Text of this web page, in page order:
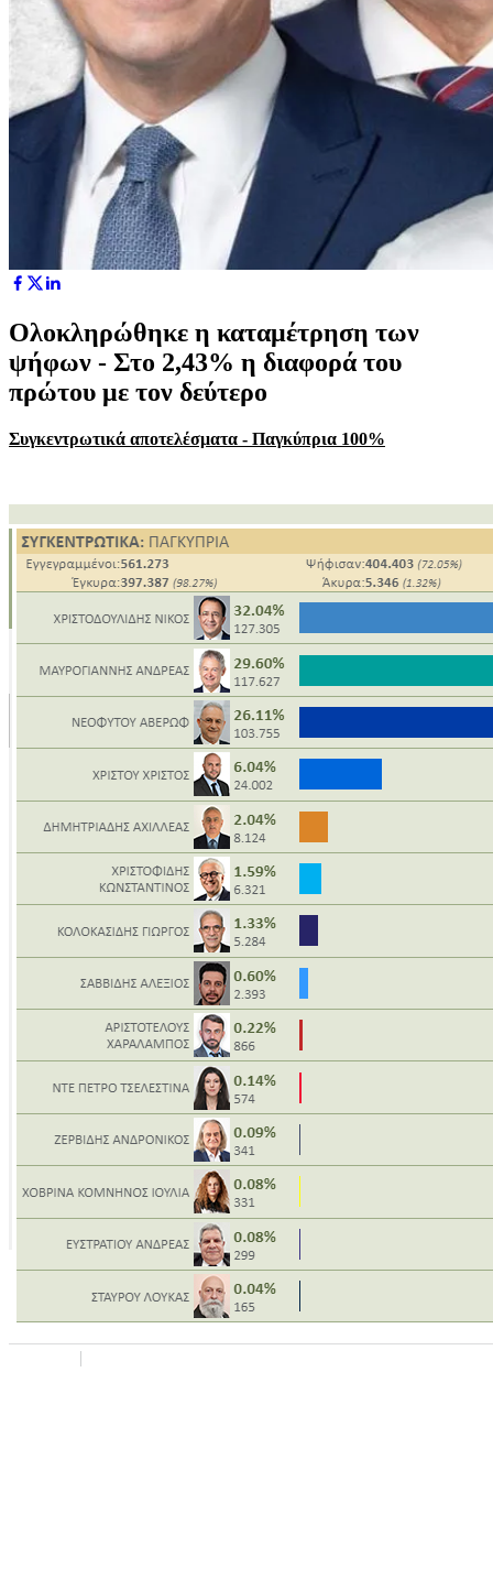
Ολοκληρώθηκε η καταμέτρηση των
ψήφων - Στο 2,43% η διαφορά του
πρώτου με τον δεύτερο
Συγκεντρωτικά αποτελέσματα - Παγκύπρια 100%